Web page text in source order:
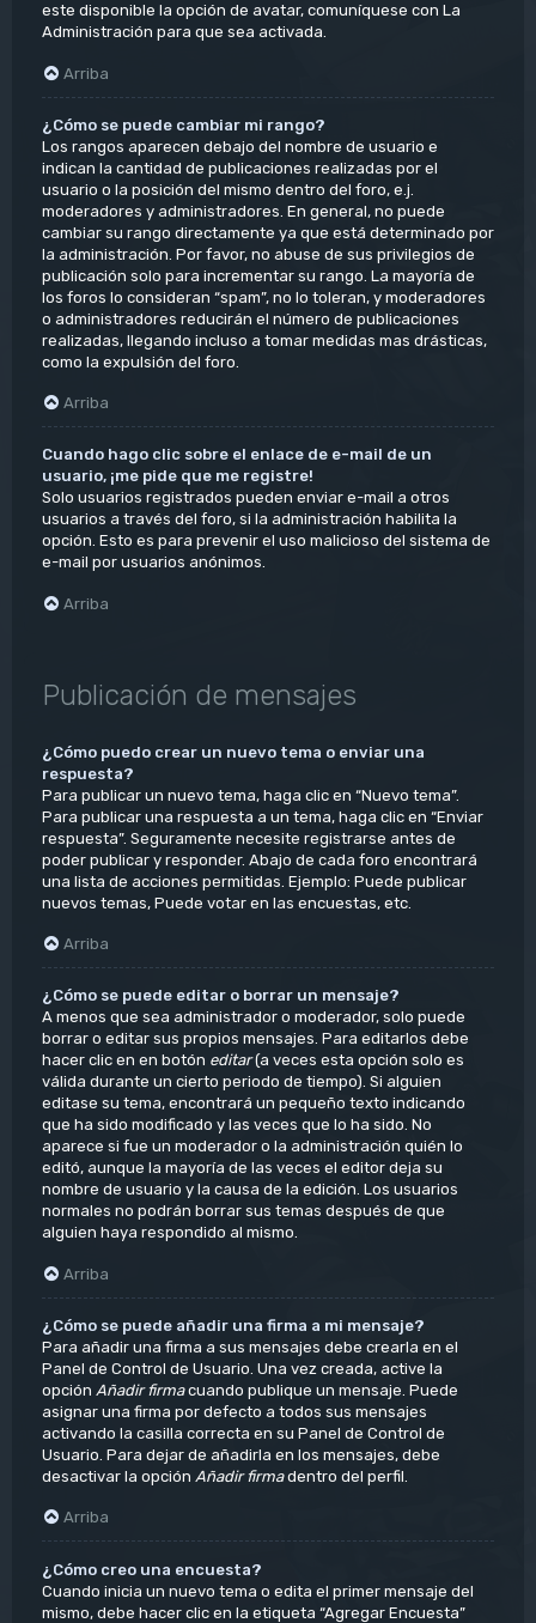
este disponible la opción de avatar, comuníquese con La
Administración para que sea activada.
Arriba
¿Cómo se puede cambiar mi rango?
Los rangos aparecen debajo del nombre de usuario e
indican la cantidad de publicaciones realizadas por el
usuario o la posición del mismo dentro del foro, e.j.
moderadores y administradores. En general, no puede
cambiar su rango directamente ya que está determinado por
la administración. Por favor, no abuse de sus privilegios de
publicación solo para incrementar su rango. La mayoría de
los foros lo consideran “spam”, no lo toleran, y moderadores
o administradores reducirán el número de publicaciones
realizadas, llegando incluso a tomar medidas mas drásticas,
como la expulsión del foro.
Arriba
Cuando hago clic sobre el enlace de e-mail de un
usuario, ¡me pide que me registre!
Solo usuarios registrados pueden enviar e-mail a otros
usuarios a través del foro, si la administración habilita la
opción. Esto es para prevenir el uso malicioso del sistema de
e-mail por usuarios anónimos.
Arriba
Publicación de mensajes
¿Cómo puedo crear un nuevo tema o enviar una
respuesta?
Para publicar un nuevo tema, haga clic en “Nuevo tema”.
Para publicar una respuesta a un tema, haga clic en “Enviar
respuesta”. Seguramente necesite registrarse antes de
poder publicar y responder. Abajo de cada foro encontrará
una lista de acciones permitidas. Ejemplo: Puede publicar
nuevos temas, Puede votar en las encuestas, etc.
Arriba
¿Cómo se puede editar o borrar un mensaje?
A menos que sea administrador o moderador, solo puede
borrar o editar sus propios mensajes. Para editarlos debe
hacer clic en en botón editar(a veces esta opción solo es
válida durante un cierto periodo de tiempo). Si alguien
editase su tema, encontrará un pequeño texto indicando
que ha sido modificado y las veces que lo ha sido. No
aparece si fue un moderador o la administración quién lo
editó, aunque la mayoría de las veces el editor deja su
nombre de usuario y la causa de la edición. Los usuarios
normales no podrán borrar sus temas después de que
alguien haya respondido al mismo.
Arriba
¿Cómo se puede añadir una firma a mi mensaje?
Para añadir una firma a sus mensajes debe crearla en el
Panel de Control de Usuario. Una vez creada, active la
opción Añadir firmacuando publique un mensaje. Puede
asignar una firma por defecto a todos sus mensajes
activando la casilla correcta en su Panel de Control de
Usuario. Para dejar de añadirla en los mensajes, debe
desactivar la opción Añadir firmadentro del perfil.
Arriba
¿Cómo creo una encuesta?
Cuando inicia un nuevo tema o edita el primer mensaje del
mismo, debe hacer clic en la etiqueta “Agregar Encuesta”